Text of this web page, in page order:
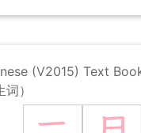
(V2015) Text
）